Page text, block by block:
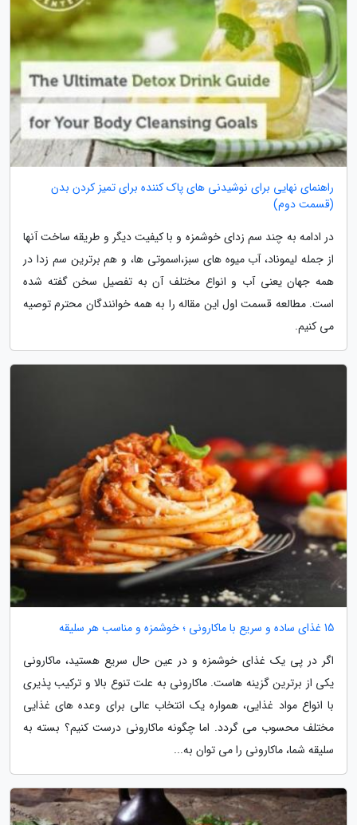
راهنمای نهایی برای نوشیدنی های پاک کننده برای تمیز کردن بدن
(قسمت دوم)
در ادامه به چند سم زدای خوشمزه و با کیفیت دیگر و طریقه ساخت آنها
از جمله لیموناد، آب میوه های سبز،اسموتی ها، و هم برترین سم زدا در
همه جهان یعنی آب و انواع مختلف آن به تفصیل سخن گفته شده
است. مطالعه قسمت اول این مقاله را به همه خوانندگان محترم توصیه
می کنیم.
15 غذای ساده و سریع با ماکارونی ؛ خوشمزه و مناسب هر سلیقه
اگر در پی یک غذای خوشمزه و در عین حال سریع هستید، ماکارونی
یکی از برترین گزینه هاست. ماکارونی به علت تنوع بالا و ترکیب پذیری
با انواع مواد غذایی، همواره یک انتخاب عالی برای وعده های غذایی
مختلف محسوب می گردد. اما چگونه ماکارونی درست کنیم؟ بسته به
سلیقه شما، ماکارونی را می توان به...